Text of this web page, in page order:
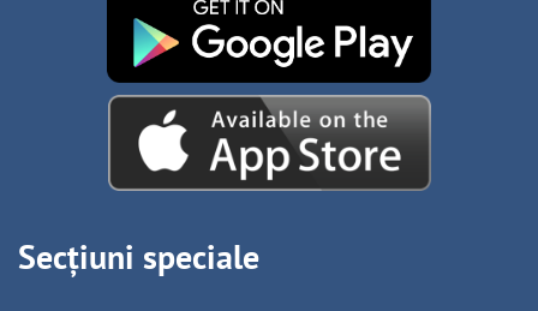
Secțiuni speciale